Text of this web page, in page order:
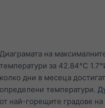
Диаграмата на
температури за 42.84°С
колко дни в месеца достигат
определени температури.
от най-горещите градове